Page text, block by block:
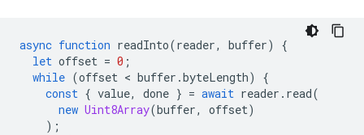
async function readInto(reader, buffer)
{
let offset = 0 ;
while (offset < buffer .byteLength)
{
const { value, done } = await reader . read(
new Uint8Array(buffer, offset)
);